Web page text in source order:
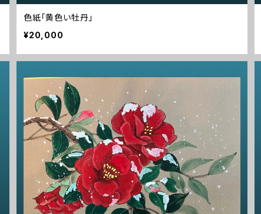
色紙「黄色い牡丹」
¥20,000